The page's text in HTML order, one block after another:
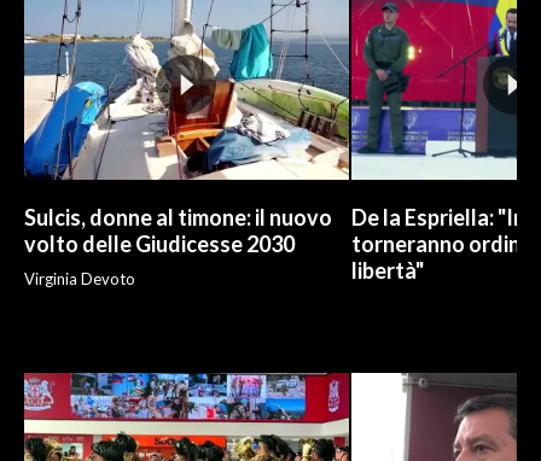
Sulcis, donne al timone: il nuovo
volto delle Giudicesse 2030
Virginia Devoto
De la Espriella: "In
torneranno
libertà"